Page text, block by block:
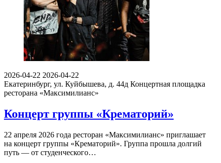
2026-04-22 2026-04-22
Екатеринбург, ул. Куйбышева, д. 44д Концертная площадка
ресторана «Максимилианс»
Концерт группы «Крематорий»
22 апреля 2026 года ресторан «Максимилианс» приглашает
на концерт группы «Крематорий». Группа прошла долгий
путь — от студенческого…